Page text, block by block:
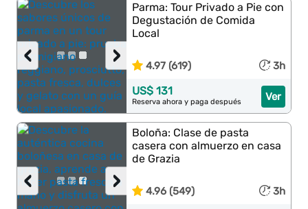
›
‹
Parma: Tour Privado a Pie con
Degustación de Comida
Local
4.97 (619) 3h
Ver
US$ 131
Reserva ahora y paga después
›
‹
Boloña: Clase de pasta
casera con almuerzo en casa
de Grazia
4.96 (549) 3h